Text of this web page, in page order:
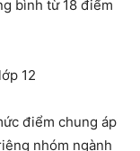
bình từ 18 điểm
12
điểm chung áp
nhóm ngành